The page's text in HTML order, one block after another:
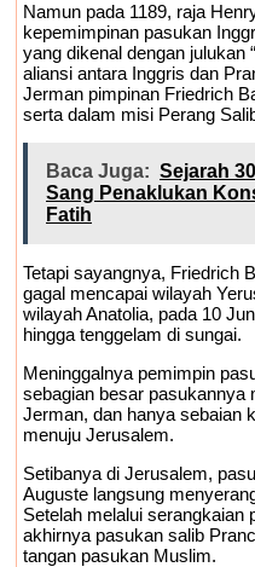
Namun pada 1189, raja
kepemimpinan pasukan
yang dikenal dengan julukan
aliansi antara Inggris dan
Jerman pimpinan Friedrich
serta dalam misi Perang
Baca Juga: Sejarah
Sang Penaklukan
Fatih
Tetapi sayangnya, Friedrich
gagal mencapai wilayah
wilayah Anatolia, pada 10
hingga tenggelam di sungai.
Meninggalnya pemimpin
sebagian besar
Jerman, dan hanya sebaian
menuju Jerusalem.
Setibanya di Jerusalem,
Auguste langsung
Setelah melalui serangkaian
akhirnya pasukan salib
tangan pasukan Muslim.